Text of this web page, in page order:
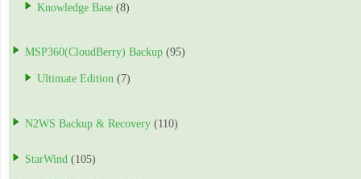
Knowledge Base (8)
MSP360(CloudBerry) Backup (95)
Ultimate Edition (7)
N2WS Backup & Recovery (110)
StarWind (105)